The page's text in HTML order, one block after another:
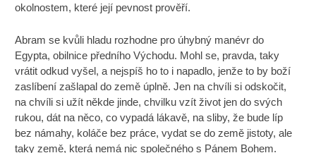
okolnostem, které její pevnost prověří.
Abram se kvůli hladu rozhodne pro úhybný manévr do
Egypta, obilnice předního Východu. Mohl se, pravda, taky
vrátit odkud vyšel, a nejspíš ho to i napadlo, jenže to by boží
zaslíbení zašlapal do země úplně. Jen na chvíli si odskočit,
na chvíli si užít někde jinde, chvilku vzít život jen do svých
rukou, dát na něco, co vypadá lákavě, na sliby, že bude líp
bez námahy, koláče bez práce, vydat se do země jistoty, ale
taky země, která nemá nic společného s Pánem Bohem.